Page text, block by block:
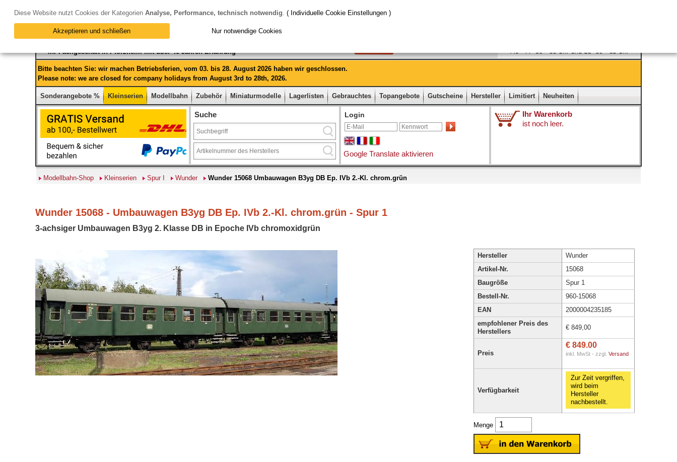
Ihr Fachgeschäft in Pforzheim mit über 40 Jahren Erfahrung
Bitte beachten Sie: wir machen Betriebsferien, vom 03. bis 28. August 2026 haben wir geschlossen.
Please note: we are closed for company holidays from August 3rd to 28th, 2026.
Sonderangebote % Kleinserien Modellbahn Zubehör Miniaturmodelle Lagerlisten Gebrauchtes Topangebote Gutscheine Hersteller Limitiert Neuheiten
Suche Login
Google Translate aktivieren
Ihr Warenkorb
ist noch leer.
Modellbahn-Shop Kleinserien Spur I Wunder Wunder 15068 Umbauwagen B3yg DB Ep. IVb 2.-Kl. chrom.grün
Wunder 15068 - Umbauwagen B3yg DB Ep. IVb 2.-Kl. chrom.grün - Spur 1
3-achsiger Umbauwagen B3yg 2. Klasse DB in Epoche IVb chromoxidgrün
Hersteller
Wunder
Artikel-Nr.
15068
Baugröße
Spur 1
Bestell-Nr.
960-15068
EAN
2000004235185
empfohlener Preis des
Herstellers
€ 849,00
Preis
€ 849.00
inkl. MwSt - zzgl. Versand
Verfügbarkeit
Zur Zeit vergriffen,
wird beim
Hersteller
nachbestellt.
Menge
Diese Website nutzt Cookies der Kategorien Analyse, Performance, technisch notwendig. ( Individuelle Cookie Einstellungen )
Akzeptieren und schließen Nur notwendige Cookies